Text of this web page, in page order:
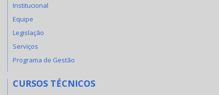
Institucional
Equipe
Legislação
Serviços
Programa de Gestão
CURSOS TÉCNICOS